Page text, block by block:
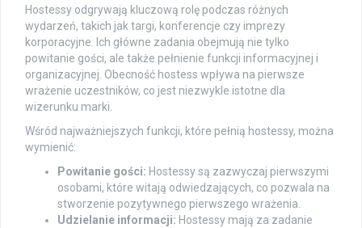
Hostessy odgrywają kluczową rolę podczas różnych
wydarzeń, takich jak targi, konferencje czy imprezy
korporacyjne. Ich główne zadania obejmują nie tylko
powitanie gości, ale także pełnienie funkcji informacyjnej i
organizacyjnej. Obecność hostess wpływa na pierwsze
wrażenie uczestników, co jest niezwykle istotne dla
wizerunku marki.
Wśród najważniejszych funkcji, które pełnią hostessy, można
wymienić:
Powitanie gości: Hostessy są zazwyczaj pierwszymi
osobami, które witają odwiedzających, co pozwala na
stworzenie pozytywnego pierwszego wrażenia.
Udzielanie informacji: Hostessy mają za zadanie